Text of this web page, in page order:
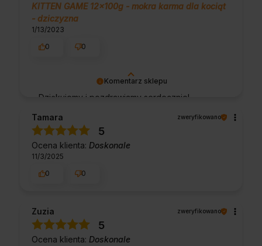
Komentarz sklepu
Dziękujemy i pozdrawiamy serdecznie!
KITTEN GAME 12x100g - mokra karma dla kociąt
- dziczyzna
1/13/2023
0
0
Tamara zweryfikowano
5
Ocena klienta: Doskonale
11/3/2025
0
0
Zuzia zweryfikowano
5
Ocena klienta: Doskonale